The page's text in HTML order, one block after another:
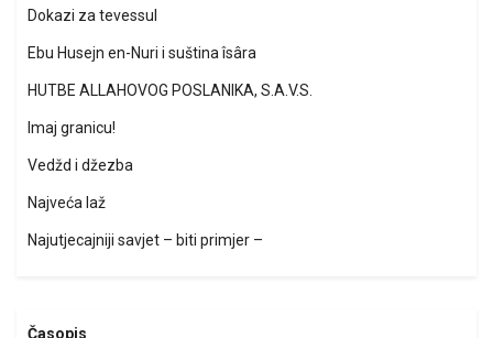
Dokazi za tevessul
Ebu Husejn en-Nuri i suština îsâra
HUTBE ALLAHOVOG POSLANIKA, S.A.V.S.
Imaj granicu!
Vedžd i džezba
Najveća laž
Najutjecajniji savjet – biti primjer –
Časopis